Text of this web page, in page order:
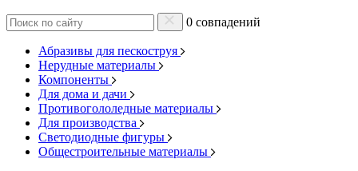
0 совпадений
Абразивы для пескоструя
Нерудные материалы
Компоненты
Для дома и дачи
Противогололедные материалы
Для производства
Светодиодные фигуры
Общестроительные материалы